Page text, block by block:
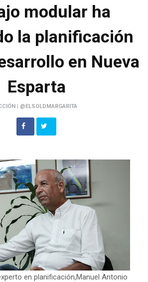
modular ha
la planificación
en Nueva
Esparta
| @ELSOLDMARGARITA
en planificación,Manuel Antonio